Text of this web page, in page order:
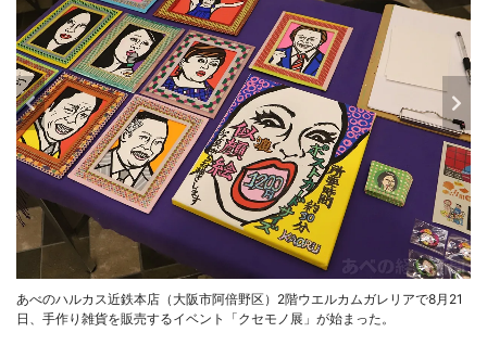
あべのハルカス近鉄本店（大阪市阿倍野区）2階ウエルカムガレリアで8月21
日、手作り雑貨を販売するイベント「クセモノ展」が始まった。